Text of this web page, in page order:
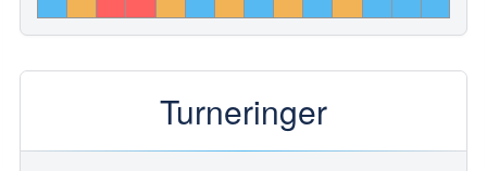
Turneringer